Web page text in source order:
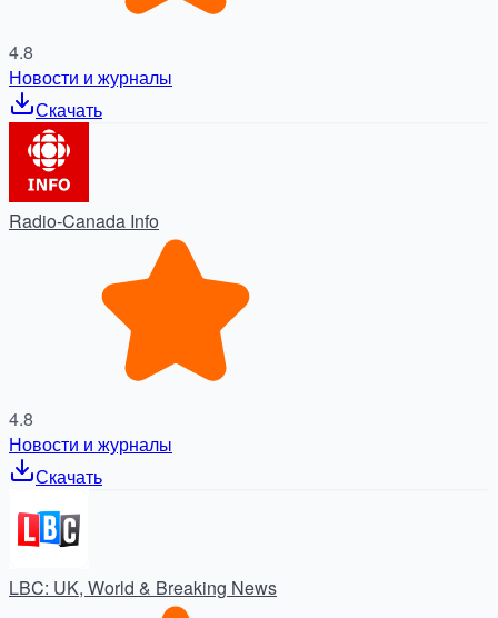
4.8
Новости и журналы
Скачать
Radio-Canada Info
4.8
Новости и журналы
Скачать
LBC: UK, World & Breaking News